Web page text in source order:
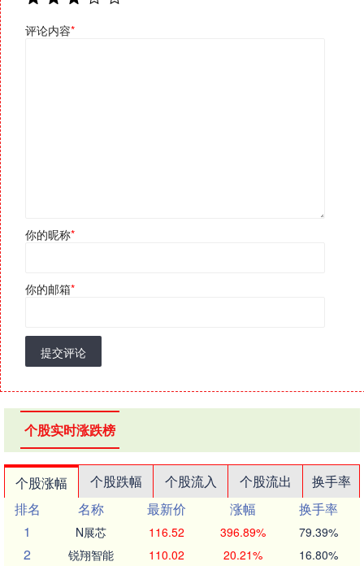
评论内容*
你的昵称*
你的邮箱*
提交评论
个股实时涨跌榜
个股涨幅 个股跌幅 个股流入 个股流出
换手率
排名
名称 最新价 涨幅
换手率
1
N展芯 116.52 396.89% 79.39%
2 锐翔智能 110.02 20.21% 16.80%